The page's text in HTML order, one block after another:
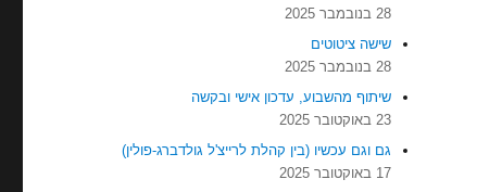
28 בנובמבר 2025
שישה ציטוטים
28 בנובמבר 2025
שיתוף מהשבוע, עדכון אישי ובקשה
23 באוקטובר 2025
גם וגם עכשיו (בין קהלת לרייצ'ל גולדברג-פולין)
17 באוקטובר 2025